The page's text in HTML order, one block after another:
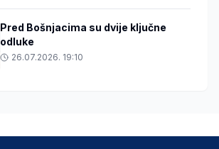
Pred Bošnjacima su dvije ključne
odluke
26.07.2026. 19:10